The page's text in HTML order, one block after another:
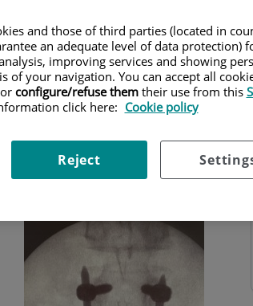
and those of third parties (located in
an adequate level of data protection)
improving services and showing
of your navigation. You can accept all
configure/refuse themtheir use from this
click here: Cookie policy
Reject